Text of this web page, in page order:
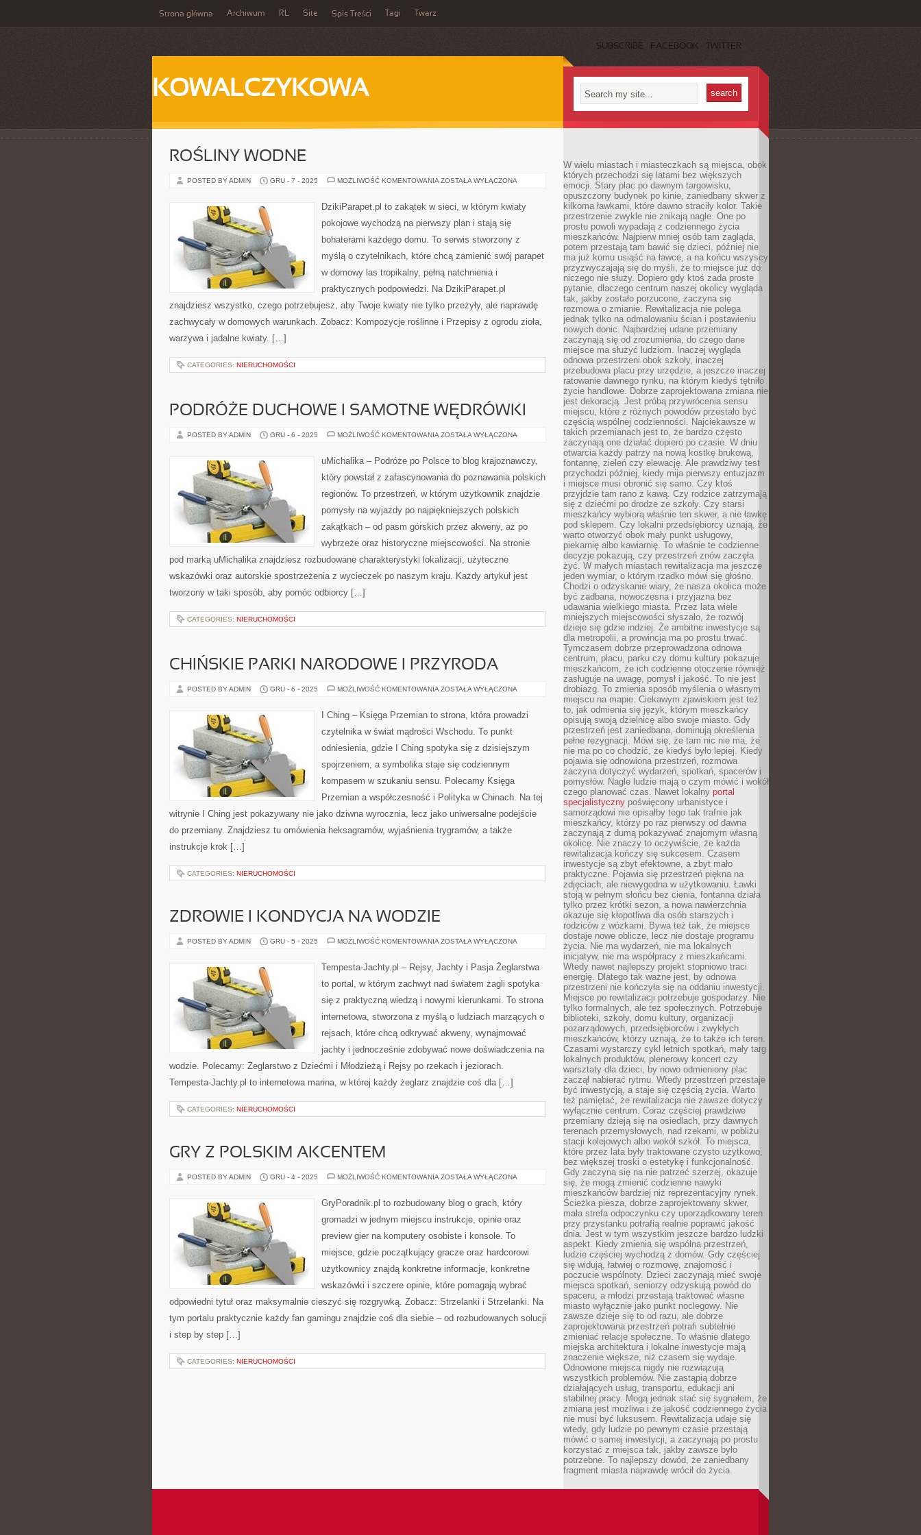
Strona główna Archiwum RL Site Spis Treści Tagi Twarz
SUBSCRIBE FACEBOOK TWITTER
KOWALCZYKOWA
ROŚLINY WODNE
POSTED BY ADMIN GRU - 7 - 2025 MOŻLIWOŚĆ KOMENTOWANIA ROŚLINY
ZOSTAŁA WYŁĄCZONA
DzikiParapet.pl to zakątek w sieci, w którym kwiaty
pokojowe wychodzą na pierwszy plan i stają się
bohaterami każdego domu. To serwis stworzony z
myślą o czytelnikach, które chcą zamienić swój parapet
w domowy las tropikalny, pełną natchnienia i
praktycznych podpowiedzi. Na DzikiParapet.pl
znajdziesz wszystko, czego potrzebujesz, aby Twoje kwiaty nie tylko przeżyły, ale naprawdę
zachwycały w domowych warunkach. Zobacz: Kompozycje roślinne i Przepisy z ogrodu zioła,
warzywa i jadalne kwiaty. […]
CATEGORIES: NIERUCHOMOŚCI
PODRÓŻE DUCHOWE I SAMOTNE WĘDRÓWKI
POSTED BY ADMIN GRU - 6 - 2025 MOŻLIWOŚĆ KOMENTOWANIA PODRÓŻE
SAMOTNE
WĘDRÓWKI
ZOSTAŁA WYŁĄCZONA
uMichalika – Podróże po Polsce to blog krajoznawczy,
który powstał z zafascynowania do poznawania polskich
regionów. To przestrzeń, w którym użytkownik znajdzie
pomysły na wyjazdy po najpiękniejszych polskich
zakątkach – od pasm górskich przez akweny, aż po
wybrzeże oraz historyczne miejscowości. Na stronie
pod marką uMichalika znajdziesz rozbudowane charakterystyki lokalizacji, użyteczne
wskazówki oraz autorskie spostrzeżenia z wycieczek po naszym kraju. Każdy artykuł jest
tworzony w taki sposób, aby pomóc odbiorcy […]
CATEGORIES: NIERUCHOMOŚCI
CHIŃSKIE PARKI NARODOWE I PRZYRODA
POSTED BY ADMIN GRU - 6 - 2025 MOŻLIWOŚĆ KOMENTOWANIA CHIŃSKIE
PRZYRODA
ZOSTAŁA WYŁĄCZONA
I Ching – Księga Przemian to strona, która prowadzi
czytelnika w świat mądrości Wschodu. To punkt
odniesienia, gdzie I Ching spotyka się z dzisiejszym
spojrzeniem, a symbolika staje się codziennym
kompasem w szukaniu sensu. Polecamy Księga
Przemian a współczesność i Polityka w Chinach. Na tej
witrynie I Ching jest pokazywany nie jako dziwna wyrocznia, lecz jako uniwersalne podejście
do przemiany. Znajdziesz tu omówienia heksagramów, wyjaśnienia trygramów, a także
instrukcje krok […]
CATEGORIES: NIERUCHOMOŚCI
ZDROWIE I KONDYCJA NA WODZIE
POSTED BY ADMIN GRU - 5 - 2025 MOŻLIWOŚĆ KOMENTOWANIA ZDROWIE
NA
WODZIE
ZOSTAŁA WYŁĄCZONA
Tempesta-Jachty.pl – Rejsy, Jachty i Pasja Żeglarstwa
to portal, w którym zachwyt nad światem żagli spotyka
się z praktyczną wiedzą i nowymi kierunkami. To strona
internetowa, stworzona z myślą o ludziach marzących o
rejsach, które chcą odkrywać akweny, wynajmować
jachty i jednocześnie zdobywać nowe doświadczenia na
wodzie. Polecamy: Żeglarstwo z Dziećmi i Młodzieżą i Rejsy po rzekach i jeziorach.
Tempesta-Jachty.pl to internetowa marina, w której każdy żeglarz znajdzie coś dla […]
CATEGORIES: NIERUCHOMOŚCI
GRY Z POLSKIM AKCENTEM
POSTED BY ADMIN GRU - 4 - 2025 MOŻLIWOŚĆ KOMENTOWANIA GRY
AKCENTEM
ZOSTAŁA WYŁĄCZONA
GryPoradnik.pl to rozbudowany blog o grach, który
gromadzi w jednym miejscu instrukcje, opinie oraz
preview gier na komputery osobiste i konsole. To
miejsce, gdzie początkujący gracze oraz hardcorowi
użytkownicy znajdą konkretne informacje, konkretne
wskazówki i szczere opinie, które pomagają wybrać
odpowiedni tytuł oraz maksymalnie cieszyć się rozgrywką. Zobacz: Strzelanki i Strzelanki. Na
tym portalu praktycznie każdy fan gamingu znajdzie coś dla siebie – od rozbudowanych solucji
i step by step […]
CATEGORIES: NIERUCHOMOŚCI
W wielu miastach i miasteczkach są miejsca, obok
których przechodzi się latami bez większych
emocji. Stary plac po dawnym targowisku,
opuszczony budynek po kinie, zaniedbany skwer z
kilkoma ławkami, które dawno straciły kolor. Takie
przestrzenie zwykle nie znikają nagle. One po
prostu powoli wypadają z codziennego życia
mieszkańców. Najpierw mniej osób tam zagląda,
potem przestają tam bawić się dzieci, później nie
ma już komu usiąść na ławce, a na końcu wszyscy
przyzwyczajają się do myśli, że to miejsce już do
niczego nie służy. Dopiero gdy ktoś zada proste
pytanie, dlaczego centrum naszej okolicy wygląda
tak, jakby zostało porzucone, zaczyna się
rozmowa o zmianie. Rewitalizacja nie polega
jednak tylko na odmalowaniu ścian i postawieniu
nowych donic. Najbardziej udane przemiany
zaczynają się od zrozumienia, do czego dane
miejsce ma służyć ludziom. Inaczej wygląda
odnowa przestrzeni obok szkoły, inaczej
przebudowa placu przy urzędzie, a jeszcze inaczej
ratowanie dawnego rynku, na którym kiedyś tętniło
życie handlowe. Dobrze zaprojektowana zmiana nie
jest dekoracją. Jest próbą przywrócenia sensu
miejscu, które z różnych powodów przestało być
częścią wspólnej codzienności. Najciekawsze w
takich przemianach jest to, że bardzo często
zaczynają one działać dopiero po czasie. W dniu
otwarcia każdy patrzy na nową kostkę brukową,
fontannę, zieleń czy elewację. Ale prawdziwy test
przychodzi później, kiedy mija pierwszy entuzjazm
i miejsce musi obronić się samo. Czy ktoś
przyjdzie tam rano z kawą. Czy rodzice zatrzymają
się z dziećmi po drodze ze szkoły. Czy starsi
mieszkańcy wybiorą właśnie ten skwer, a nie ławkę
pod sklepem. Czy lokalni przedsiębiorcy uznają, że
warto otworzyć obok mały punkt usługowy,
piekarnię albo kawiarnię. To właśnie te codzienne
decyzje pokazują, czy przestrzeń znów zaczęła
żyć. W małych miastach rewitalizacja ma jeszcze
jeden wymiar, o którym rzadko mówi się głośno.
Chodzi o odzyskanie wiary, że nasza okolica może
być zadbana, nowoczesna i przyjazna bez
udawania wielkiego miasta. Przez lata wiele
mniejszych miejscowości słyszało, że rozwój
dzieje się gdzie indziej. Że ambitne inwestycje są
dla metropolii, a prowincja ma po prostu trwać.
Tymczasem dobrze przeprowadzona odnowa
centrum, placu, parku czy domu kultury pokazuje
mieszkańcom, że ich codzienne otoczenie również
zasługuje na uwagę, pomysł i jakość. To nie jest
drobiazg. To zmienia sposób myślenia o własnym
miejscu na mapie. Ciekawym zjawiskiem jest też
to, jak odmienia się język, którym mieszkańcy
opisują swoją dzielnicę albo swoje miasto. Gdy
przestrzeń jest zaniedbana, dominują określenia
pełne rezygnacji. Mówi się, że tam nic nie ma, że
nie ma po co chodzić, że kiedyś było lepiej. Kiedy
pojawia się odnowiona przestrzeń, rozmowa
zaczyna dotyczyć wydarzeń, spotkań, spacerów i
pomysłów. Nagle ludzie mają o czym mówić i wokół
czego planować czas. Nawet lokalny portal
specjalistyczny poświęcony urbanistyce i
samorządowi nie opisałby tego tak trafnie jak
mieszkańcy, którzy po raz pierwszy od dawna
zaczynają z dumą pokazywać znajomym własną
okolicę. Nie znaczy to oczywiście, że każda
rewitalizacja kończy się sukcesem. Czasem
inwestycje są zbyt efektowne, a zbyt mało
praktyczne. Pojawia się przestrzeń piękna na
zdjęciach, ale niewygodna w użytkowaniu. Ławki
stoją w pełnym słońcu bez cienia, fontanna działa
tylko przez krótki sezon, a nowa nawierzchnia
okazuje się kłopotliwa dla osób starszych i
rodziców z wózkami. Bywa też tak, że miejsce
dostaje nowe oblicze, lecz nie dostaje programu
życia. Nie ma wydarzeń, nie ma lokalnych
inicjatyw, nie ma współpracy z mieszkańcami.
Wtedy nawet najlepszy projekt stopniowo traci
energię. Dlatego tak ważne jest, by odnowa
przestrzeni nie kończyła się na oddaniu inwestycji.
Miejsce po rewitalizacji potrzebuje gospodarzy. Nie
tylko formalnych, ale też społecznych. Potrzebuje
biblioteki, szkoły, domu kultury, organizacji
pozarządowych, przedsiębiorców i zwykłych
mieszkańców, którzy uznają, że to także ich teren.
Czasami wystarczy cykl letnich spotkań, mały targ
lokalnych produktów, plenerowy koncert czy
warsztaty dla dzieci, by nowo odmieniony plac
zaczął nabierać rytmu. Wtedy przestrzeń przestaje
być inwestycją, a staje się częścią życia. Warto
też pamiętać, że rewitalizacja nie zawsze dotyczy
wyłącznie centrum. Coraz częściej prawdziwe
przemiany dzieją się na osiedlach, przy dawnych
terenach przemysłowych, nad rzekami, w pobliżu
stacji kolejowych albo wokół szkół. To miejsca,
które przez lata były traktowane czysto użytkowo,
bez większej troski o estetykę i funkcjonalność.
Gdy zaczyna się na nie patrzeć szerzej, okazuje
się, że mogą zmienić codzienne nawyki
mieszkańców bardziej niż reprezentacyjny rynek.
Ścieżka piesza, dobrze zaprojektowany skwer,
mała strefa odpoczynku czy uporządkowany teren
przy przystanku potrafią realnie poprawić jakość
dnia. Jest w tym wszystkim jeszcze bardzo ludzki
aspekt. Kiedy zmienia się wspólna przestrzeń,
ludzie częściej wychodzą z domów. Gdy częściej
się widują, łatwiej o rozmowę, znajomość i
poczucie wspólnoty. Dzieci zaczynają mieć swoje
miejsca spotkań, seniorzy odzyskują powód do
spaceru, a młodzi przestają traktować własne
miasto wyłącznie jako punkt noclegowy. Nie
zawsze dzieje się to od razu, ale dobrze
zaprojektowana przestrzeń potrafi subtelnie
zmieniać relacje społeczne. To właśnie dlatego
miejska architektura i lokalne inwestycje mają
znaczenie większe, niż czasem się wydaje.
Odnowione miejsca nigdy nie rozwiązują
wszystkich problemów. Nie zastąpią dobrze
działających usług, transportu, edukacji ani
stabilnej pracy. Mogą jednak stać się sygnałem, że
zmiana jest możliwa i że jakość codziennego życia
nie musi być luksusem. Rewitalizacja udaje się
wtedy, gdy ludzie po pewnym czasie przestają
mówić o samej inwestycji, a zaczynają po prostu
korzystać z miejsca tak, jakby zawsze było
potrzebne. To najlepszy dowód, że zaniedbany
fragment miasta naprawdę wrócił do życia.